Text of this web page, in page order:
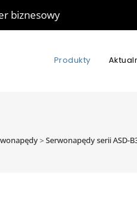
biznesowy
Produkty
>Serwonapędy serii ASD-